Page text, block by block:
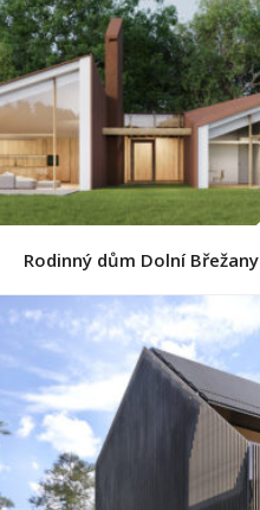
Rodinný dům Dolní Břežany